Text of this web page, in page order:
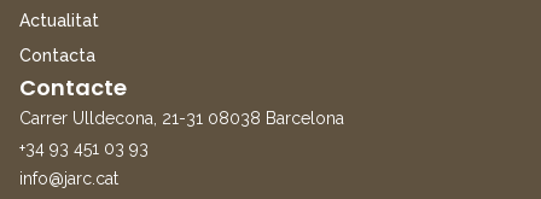
Actualitat
Contacta
Contacte
Carrer Ulldecona, 21-31 08038 Barcelona
+34 93 451 03 93
info@jarc.cat